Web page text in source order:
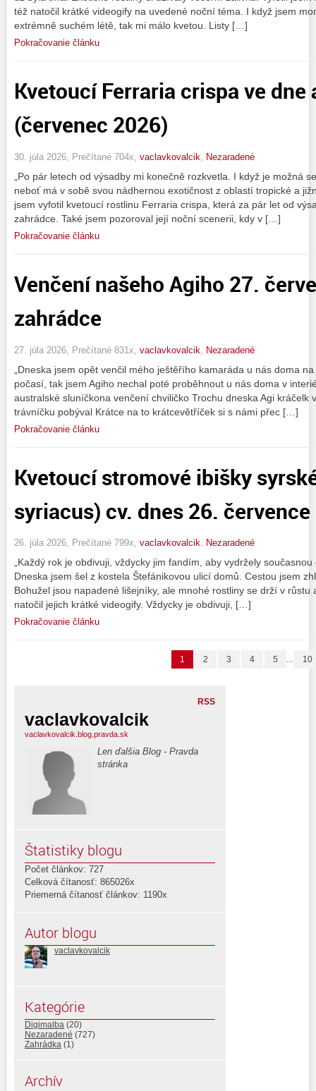
též natočil krátké videogify na uvedené noční téma. I když jsem
extrémně suchém létě, tak mi málo kvetou. Listy […]
Pokračovanie článku
Kvetoucí Ferraria crispa ve dne
(červenec 2026)
30. júla 2026, Prečítané 704x, vaclavkovalcik Nezaradené
„Po pár letech od výsadby mi konečně rozkvetla. I když je možná
neboť má v sobě svou nádhernou exotičnost z oblastí tropické a
jsem vyfotil kvetoucí rostlinu Ferraria crispa, která za pár let od
zahrádce. Také jsem pozoroval její noční scenerii, kdy v […]
Pokračovanie článku
Venčení našeho Agiho 27.
zahrádce
27. júla 2026, Prečítané 831x, vaclavkovalcik Nezaradené
„Dneska jsem opět venčil mého ještěřího kamaráda u nás doma
počasí, tak jsem Agiho nechal poté proběhnout u nás doma v
australské sluníčkona venčení chviličko Trochu dneska Agi kráčelk
trávníčku pobýval Krátce na to krátcevětříček si s námi přec […]
Pokračovanie článku
Kvetoucí stromové ibišky
syriacus) cv. dnes 26.
26. júla 2026, Prečítané 799x, vaclavkovalcik, Nezaradené
„Každý rok je obdivuji, vždycky jim fandím, aby vydržely
Dneska jsem šel z kostela Štefánikovou ulicí domů. Cestou jsem
Bohužel jsou napadené lišejníky, ale mnohé rostliny se drží v růstu
natočil jejich krátké videogify. Vždycky je obdivuji, […]
Pokračovanie článku
1 2 3 4 5 ... 10
RSS
vaclavkovalcik
vaclavkovalcik.blog.pravda.sk
Len ďalšia Blog - Pravda
stránka
Štatistiky blogu
Počet článkov: 727
Celková čítanosť: 865026x
Priemerná čítanosť článkov: 1190x
Autor blogu
vaclavkovalcik
Kategórie
Digimalba (20)
Nezaradené (727)
Zahrádka (1)
Archív